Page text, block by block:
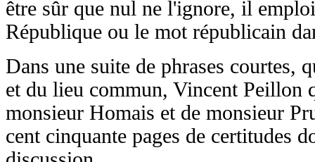
être sûr que nul ne l'ignore, il
République ou le mot républicain
Dans une suite de phrases courtes,
et du lieu commun, Vincent Peillon
monsieur Homais et de monsieur
cent cinquante pages de certitudes